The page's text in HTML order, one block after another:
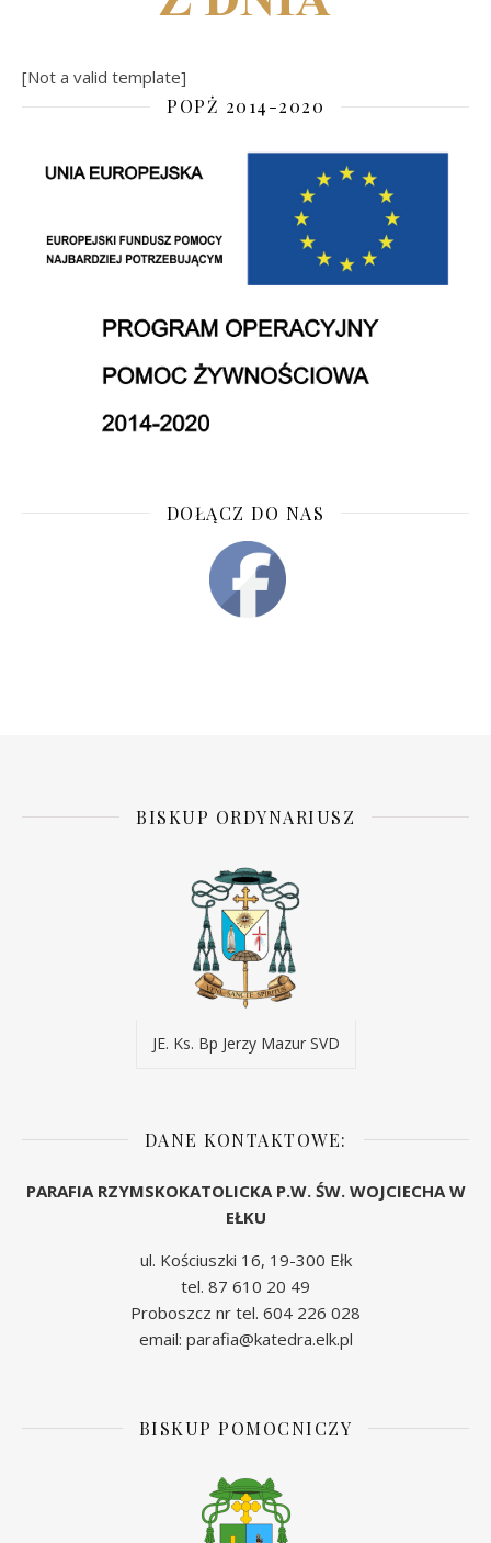
[Not a valid template]
POPŻ 2014-2020
DOŁĄCZ DO NAS
BISKUP ORDYNARIUSZ
JE. Ks. Bp Jerzy Mazur SVD
DANE KONTAKTOWE:
PARAFIA RZYMSKOKATOLICKA P.W. ŚW. WOJCIECHA W
EŁKU
ul. Kościuszki 16, 19-300 Ełk
tel. 87 610 20 49
Proboszcz nr tel. 604 226 028
email: parafia@katedra.elk.pl
BISKUP POMOCNICZY